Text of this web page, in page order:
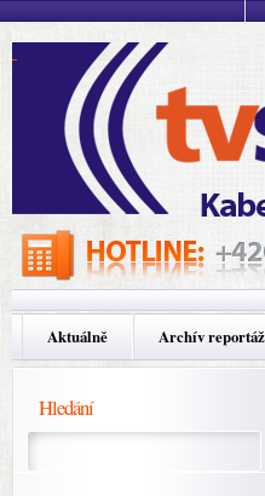
Aktuálně Archív
Hledání